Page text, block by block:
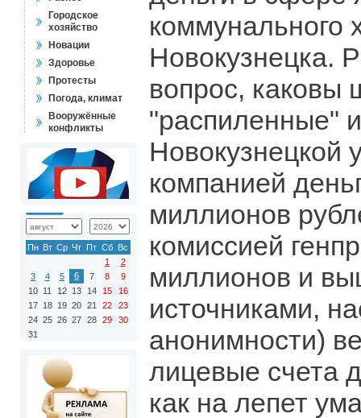
Городское
хозяйство
Новации
Здоровье
Протесты
Погода, климат
Вооружённые
конфликты
Пн Вт Ср Чт Пт Сб Вс
1
2
3
4 5 6 7 8
9
10 11 12 13 14 15
16
17 18 19 20 21 22
23
24 25 26 27 28 29
30
31
коммунального
Новокузнецка.
вопрос, каковы
"распиленные"
Новокузнецкой
компанией
миллионов
комиссией
миллионов и
источниками,
анонимности)
лицевые счета
как на лепет